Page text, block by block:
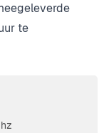
te